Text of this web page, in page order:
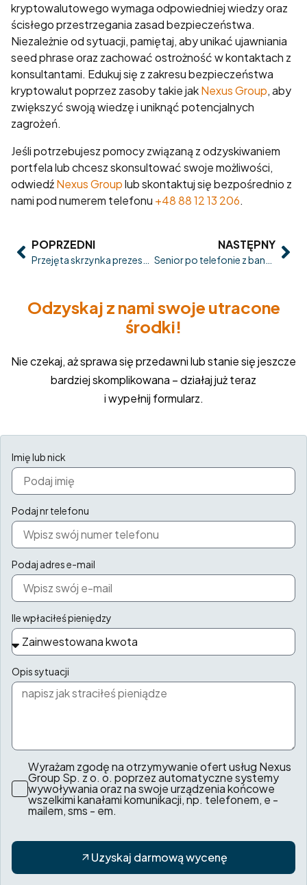
kryptowalutowego wymaga odpowiedniej wiedzy oraz
ścisłego przestrzegania zasad bezpieczeństwa.
Niezależnie od sytuacji, pamiętaj, aby unikać ujawniania
seed phrase oraz zachować ostrożność w kontaktach z
konsultantami. Edukuj się z zakresu bezpieczeństwa
kryptowalut poprzez zasoby takie jakNexus Group, aby
zwiększyć swoją wiedzę i uniknąć potencjalnych
zagrożeń.
Jeśli potrzebujesz pomocy związaną z odzyskiwaniem
portfela lub chcesz skonsultować swoje możliwości,
odwiedźNexus Grouplub skontaktuj się bezpośrednio z
nami pod numerem telefonu +48 88 12 13 206.
POPRZEDNI NASTĘPNY
Odzyskaj z nami swoje utracone
środki!
Nie czekaj, aż sprawa się przedawni lub stanie się jeszcze
bardziej skomplikowana – działaj już teraz
i wypełnij formularz.
Imię lub nick
Podaj nr telefonu
Podaj adres e-mail
Ile wpłaciłeś pieniędzy
Opis sytuacji
Wyrażam zgodę na otrzymywanie ofert usług Nexus
Group Sp. z o. o. poprzez automatyczne systemy
wywoływania oraz na swoje urządzenia końcowe
wszelkimi kanałami komunikacji, np. telefonem, e -
mailem, sms - em.
Uzyskaj darmową wycenę